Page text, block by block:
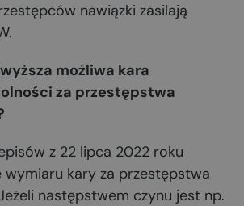
nawiązki zasilają
możliwa kara
za przestępstwa
z 22 lipca 2022 roku
wymiaru kary za przestępstwa
następstwem czynu jest np.